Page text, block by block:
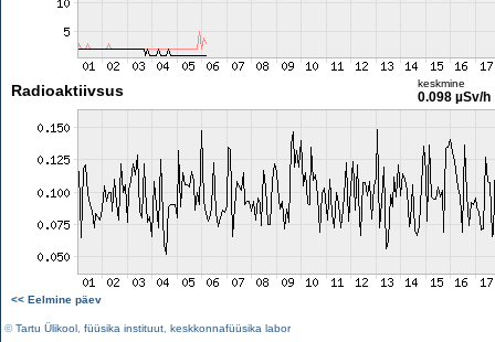
Radioaktiivsus keskmine
0.098 µSv/h
<< Eelmine päev
©Tartu Ülikool füüsika instituut keskkonnafüüsika labor